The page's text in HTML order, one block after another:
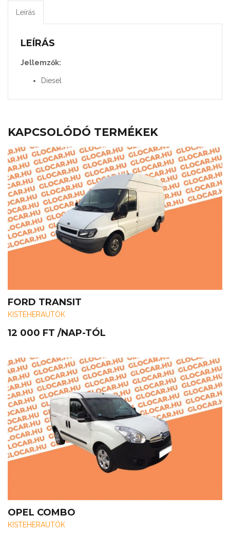
Leírás
LEÍRÁS
Jellemzők:
Diesel
KAPCSOLÓDÓ TERMÉKEK
FORD TRANSIT
KISTEHERAUTÓK
12 000 FT /NAP-TÓL
OPEL COMBO
KISTEHERAUTÓK